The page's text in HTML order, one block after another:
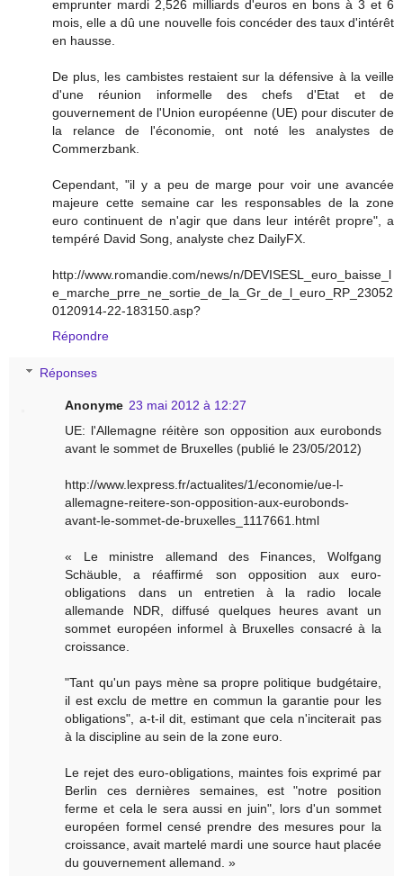
emprunter mardi 2,526 milliards d'euros en bons à 3 et 6
mois, elle a dû une nouvelle fois concéder des taux d'intérêt
en hausse.
De plus, les cambistes restaient sur la défensive à la veille
d'une réunion informelle des chefs d'Etat et de
gouvernement de l'Union européenne (UE) pour discuter de
la relance de l'économie, ont noté les analystes de
Commerzbank.
Cependant, "il y a peu de marge pour voir une avancée
majeure cette semaine car les responsables de la zone
euro continuent de n'agir que dans leur intérêt propre", a
tempéré David Song, analyste chez DailyFX.
http://www.romandie.com/news/n/DEVISESL_euro_baisse_l
e_marche_prre_ne_sortie_de_la_Gr_de_l_euro_RP_23052
0120914-22-183150.asp?
Répondre
Réponses
Anonyme 23 mai 2012 à 12:27
UE: l'Allemagne réitère son opposition aux eurobonds
avant le sommet de Bruxelles (publié le 23/05/2012)
http://www.lexpress.fr/actualites/1/economie/ue-l-
allemagne-reitere-son-opposition-aux-eurobonds-
avant-le-sommet-de-bruxelles_1117661.html
« Le ministre allemand des Finances, Wolfgang
Schäuble, a réaffirmé son opposition aux euro-
obligations dans un entretien à la radio locale
allemande NDR, diffusé quelques heures avant un
sommet européen informel à Bruxelles consacré à la
croissance.
"Tant qu'un pays mène sa propre politique budgétaire,
il est exclu de mettre en commun la garantie pour les
obligations", a-t-il dit, estimant que cela n'inciterait pas
à la discipline au sein de la zone euro.
Le rejet des euro-obligations, maintes fois exprimé par
Berlin ces dernières semaines, est "notre position
ferme et cela le sera aussi en juin", lors d'un sommet
européen formel censé prendre des mesures pour la
croissance, avait martelé mardi une source haut placée
du gouvernement allemand. »